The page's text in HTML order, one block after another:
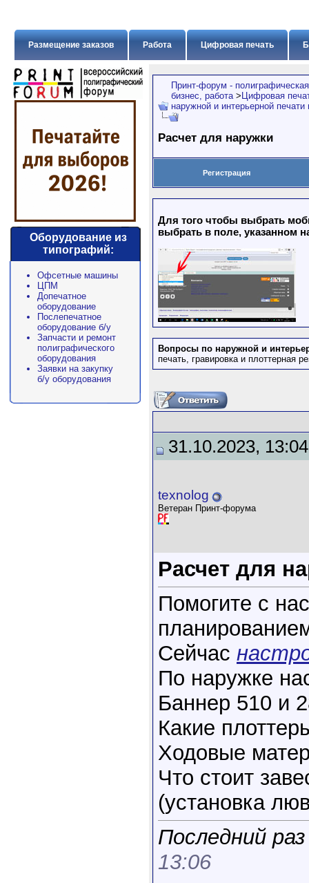
Цифровая печать
Работа
Размещение заказов
Оборудование из
типографий:
Офсетные машины
ЦПМ
Допечатное
оборудование
Послепечатное
оборудование б/у
Запчасти и ремонт
полиграфического
оборудования
Заявки на закупку
б/у оборудования
Принт-форум -
бизнес, работа > Цифровая
наружной и интерьерной
Расчет для наружки
Регистрация
Для того чтобы выбрать
выбрать в поле, указанном
Вопросы по наружной и
печать, гравировка и плоттерная
31.10.2023, 13:04
texnolog
Ветеран Принт-форума
Расчет для
Помогите с
Сейчас
По наружке
Баннер 510 и
Какие
Ходовые
Что стоит
(установка
Последний
13:06